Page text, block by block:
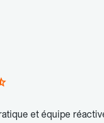
et équipe